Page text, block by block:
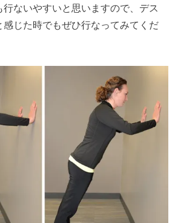
行ないやすいと思いますので、デス
感じた時でもぜひ行なってみてくだ